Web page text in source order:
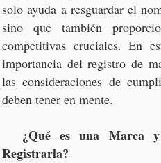
solo ayuda a resguardar el
sino que también
competitivas cruciales. En
importancia del registro de
las consideraciones de
deben tener en mente.
¿Qué es una Marca
Registrarla?